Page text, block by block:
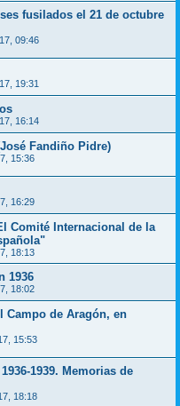
fusilados el 21 de octubre
09:46
19:31
16:14
Fandiño Pidre)
15:36
16:29
Comité Internacional de la
18:13
1936
18:02
Campo de Aragón, en
15:53
1939. Memorias de
18:18